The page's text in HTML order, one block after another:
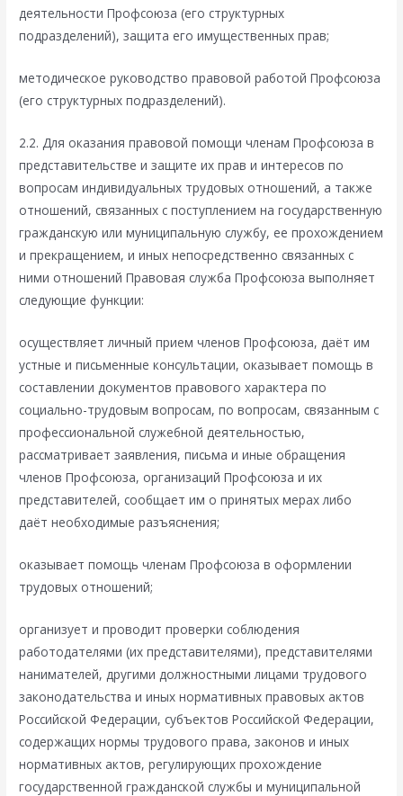
деятельности Профсоюза (его структурных
подразделений), защита его имущественных прав;
методическое руководство правовой работой Профсоюза
(его структурных подразделений).
2.2. Для оказания правовой помощи членам Профсоюза в
представительстве и защите их прав и интересов по
вопросам индивидуальных трудовых отношений, а также
отношений, связанных с поступлением на государственную
гражданскую или муниципальную службу, ее прохождением
и прекращением, и иных непосредственно связанных с
ними отношений Правовая служба Профсоюза выполняет
следующие функции:
осуществляет личный прием членов Профсоюза, даёт им
устные и письменные консультации, оказывает помощь в
составлении документов правового характера по
социально-трудовым вопросам, по вопросам, связанным с
профессиональной служебной деятельностью,
рассматривает заявления, письма и иные обращения
членов Профсоюза, организаций Профсоюза и их
представителей, сообщает им о принятых мерах либо
даёт необходимые разъяснения;
оказывает помощь членам Профсоюза в оформлении
трудовых отношений;
организует и проводит проверки соблюдения
работодателями (их представителями), представителями
нанимателей, другими должностными лицами трудового
законодательства и иных нормативных правовых актов
Российской Федерации, субъектов Российской Федерации,
содержащих нормы трудового права, законов и иных
нормативных актов, регулирующих прохождение
государственной гражданской службы и муниципальной